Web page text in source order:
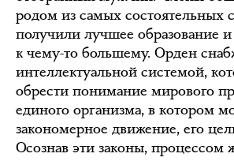
родом из самых состоятельных
получили лучшее образование
к чему-то большему. Орден
интеллектуальной системой,
обрести понимание мирового
единого организма, в котором
закономерное движение, его
Осознав эти законы,